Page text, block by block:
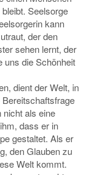
Seelsorge
kann
der den
sehen lernt, der
uns die Schönheit
dient der Welt, in
als eine
dass er in
gestaltet. Als er
den Glauben zu
Welt kommt.